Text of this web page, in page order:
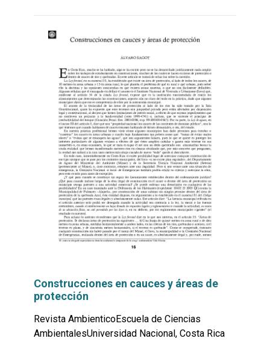
Construcciones en cauces y áreas de
protección
Revista AmbienticoEscuela de Ciencias
AmbientalesUniversidad Nacional, Costa Rica